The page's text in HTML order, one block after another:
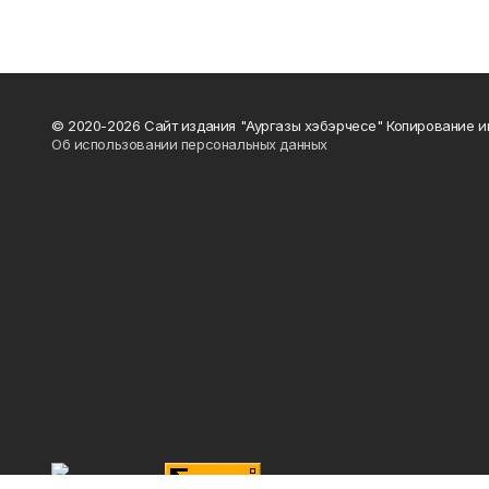
© 2020-2026 Сайт издания "Аургазы хэбэрчесе" Копирование
Об использовании персональных данных